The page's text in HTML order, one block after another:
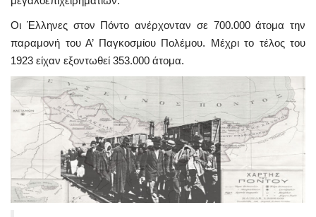
Οι Έλληνες στον Πόντο ανέρχονταν σε 700.000 άτομα την
παραμονή του Α’ Παγκοσμίου Πολέμου. Μέχρι το τέλος του
1923 είχαν εξοντωθεί 353.000 άτομα.